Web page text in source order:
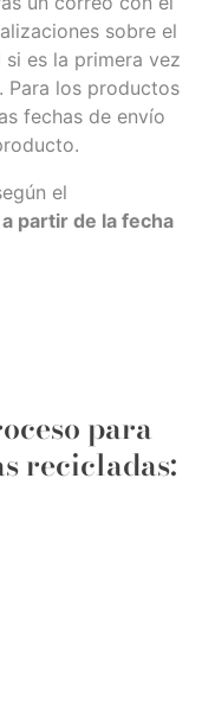
sobre el
es la primera vez
Para los productos
fechas de envío
el
partir de la fecha
para
recicladas: